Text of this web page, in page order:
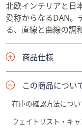
北欧インテリアと日
愛称からなるDAN。
る、直線と曲線の調
商品仕様
この商品につい
在庫の確認方法につい
ウェイトリスト・キ